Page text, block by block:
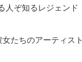
人ぞ知るレジェンド
たちのアーティスト